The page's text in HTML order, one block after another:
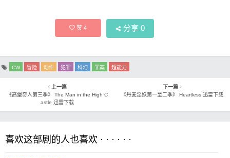
赞4 分享 0
CW 冒险 动作 犯罪 科幻 罪案 超能力
上一篇
《高堡奇人第三季》 The Man in the High C
astle 迅雷下载
下一篇
《丹麦淫妖第一至二季》 Heartless 迅雷下载
喜欢这部剧的人也喜欢 · · · · · ·